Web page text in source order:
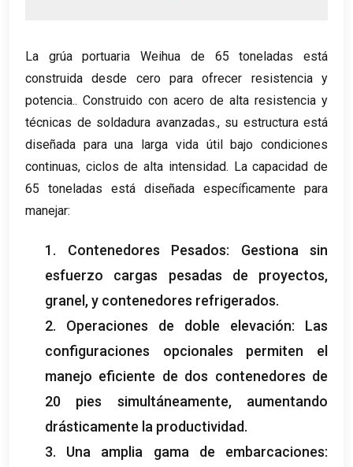
La grúa portuaria Weihua de 65 toneladas está
construida desde cero para ofrecer resistencia y
potencia.. Construido con acero de alta resistencia y
técnicas de soldadura avanzadas., su estructura está
diseñada para una larga vida útil bajo condiciones
continuas, ciclos de alta intensidad. La capacidad de
65 toneladas está diseñada específicamente para
manejar:
1. Contenedores Pesados: Gestiona sin
esfuerzo cargas pesadas de proyectos,
granel, y contenedores refrigerados.
2. Operaciones de doble elevación: Las
configuraciones opcionales permiten el
manejo eficiente de dos contenedores de
20 pies simultáneamente, aumentando
drásticamente la productividad.
3. Una amplia gama de embarcaciones: